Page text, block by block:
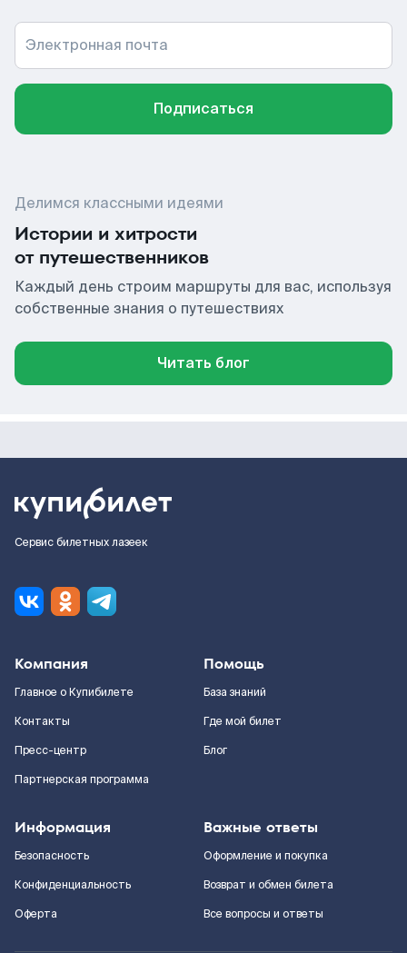
Электронная почта
Подписаться
Делимся классными идеями
Истории и хитрости
от путешественников
Каждый день строим маршруты для вас, используя
собственные знания о путешествиях
Читать блог
Сервис билетных лазеек
Компания
Главное о Купибилете
Контакты
Пресс-центр
Партнерская программа
Помощь
База знаний
Где мой билет
Блог
Информация
Безопасность
Конфиденциальность
Оферта
Важные ответы
Оформление и покупка
Возврат и обмен билета
Все вопросы и ответы